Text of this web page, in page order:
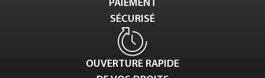
PAIEMENT
SÉCURISÉ
OUVERTURE RAPIDE